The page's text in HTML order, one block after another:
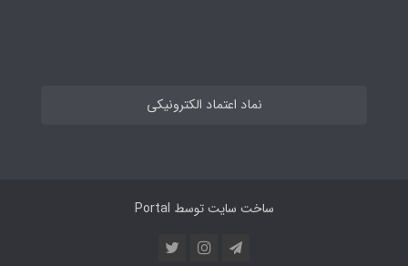
نماد اعتماد الکترونیکی
ساخت سایت توسط Portal